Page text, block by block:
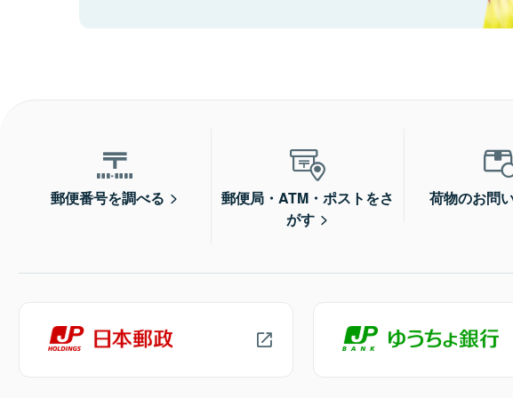
郵便番号を調べる
郵便局・ATM・ポストをさ
がす
荷物のお問